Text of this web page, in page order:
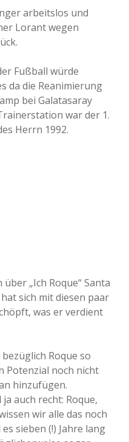
arbeitslos und
Lorant wegen
Fußball würde
da die Reanimierung
bei Galatasaray
war der 1.
Herrn 1992.
„Ich Roque“ Santa
sich mit diesen paar
was er verdient
Roque so
Potenzial noch nicht
hinzufügen.
auch recht: Roque,
wir alle das noch
sieben (!) Jahre lang